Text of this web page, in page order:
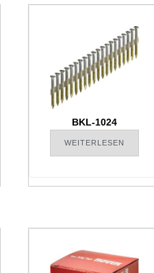
BKL-1024
WEITERLESEN